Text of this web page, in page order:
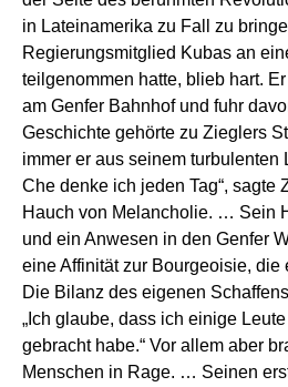
in Lateinamerika zu Fall zu
Regierungsmitglied Kubas an
teilgenommen hatte, blieb hart.
am Genfer Bahnhof und fuhr
Geschichte gehörte zu Zieglers
immer er aus seinem turbulenten
Che denke ich jeden Tag“, sagte
Hauch von Melancholie. … Sein
und ein Anwesen in den Genfer
eine Affinität zur Bourgeoisie, die
Die Bilanz des eigenen
„Ich glaube, dass ich einige
gebracht habe.“ Vor allem aber
Menschen in Rage. … Seinen